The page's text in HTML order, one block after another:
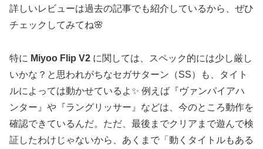
詳しいレビューは過去の記事でも紹介しているから、ぜひ
チェックしてみてね🌸
特に Miyoo Flip V2 に関しては、スペック的には少し厳し
いかな？と思われがちなセガサターン（SS）も、タイト
ルによっては動かせているよ✨ 例えば『ヴァンパイアハ
ンター』や『ラングリッサー』などは、今のところ動作を
確認できているんだ。ただ、最後までクリアまで遊んで検
証したわけじゃないから、あくまで「動くタイトルもある